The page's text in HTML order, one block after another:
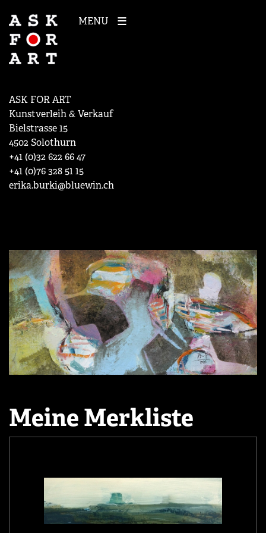
MENU
ASK FOR ART
Kunstverleih & Verkauf
Bielstrasse 15
4502 Solothurn
+41 (0)32 622 66 47
+41 (0)76 328 51 15
erika.burki@bluewin.ch
Meine Merkliste